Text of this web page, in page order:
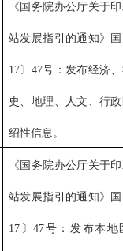
《国务院办公厅关于
站发展指引的通知》
17〕47号：发布经济
史、地理、人文、行
绍性信息。
《国务院办公厅关于
站发展指引的通知》
17〕47号：发布本地